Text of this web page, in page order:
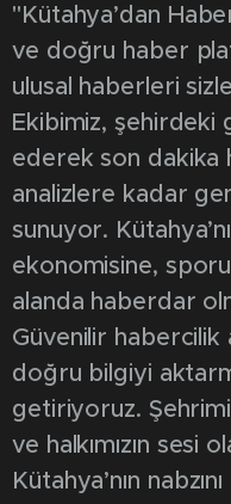
"Kütahya’dan
ve doğru haber
ulusal haberleri
Ekibimiz, şehirdeki
ederek son dakika
analizlere kadar
sunuyor.
ekonomisine,
alanda haberdar
Güvenilir habercilik
doğru bilgiyi
getiriyoruz.
ve halkımızın sesi
Kütahya’nın